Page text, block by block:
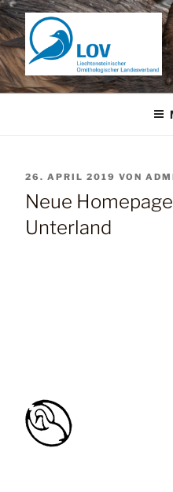
Zum
Inhalt
springen
VERÖFFENTLICHT
AM
26. APRIL 2019 VON
Neue
Unterland